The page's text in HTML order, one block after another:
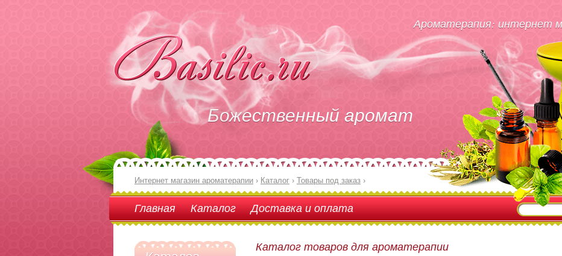
Божественный аромат
Ароматерапия: интернет
Интернет магазин ароматерапии › Каталог › Товары под заказ ›
Главная Каталог Доставка и оплата
Каталог товаров для ароматерапии